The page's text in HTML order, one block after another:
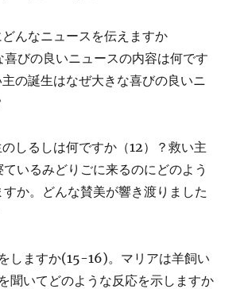
んなニュースを伝えますか
喜びの良いニュースの内容は何です
の誕生はなぜ大きな喜びの良いニ
しるしは何ですか（12）？救い主
いるみどりごに来るのにどのよう
か。どんな賛美が響き渡りました
しますか(15-16)。マリアは羊飼い
聞いてどのような反応を示しますか